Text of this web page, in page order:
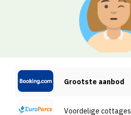
Grootste aanbod
Voordelige cottages